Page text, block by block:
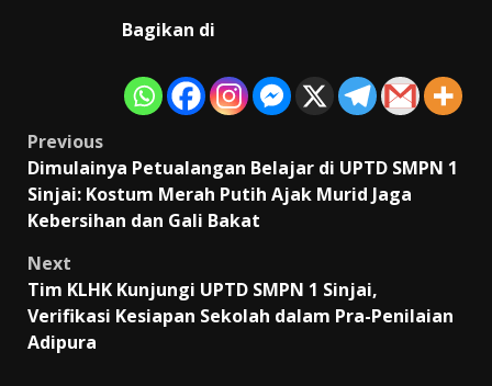
Bagikan di
Post
navigation
Previous
Dimulainya Petualangan Belajar di UPTD SMPN 1
Sinjai: Kostum Merah Putih Ajak Murid Jaga
Kebersihan dan Gali Bakat
Next
Tim KLHK Kunjungi UPTD SMPN 1 Sinjai,
Verifikasi Kesiapan Sekolah dalam Pra-Penilaian
Adipura